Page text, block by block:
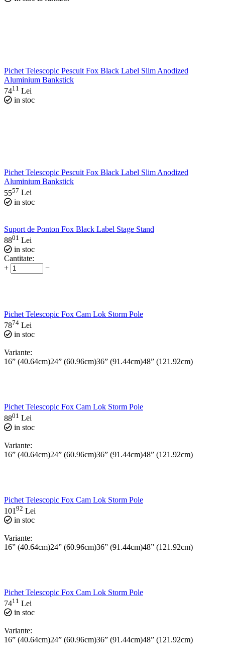
Pichet Telescopic Pescuit Fox Black Label Slim Anodized
Aluminium Bankstick
7411 Lei
in stoc
Pichet Telescopic Pescuit Fox Black Label Slim Anodized
Aluminium Bankstick
5557 Lei
in stoc
Suport de Ponton Fox Black Label Stage Stand
8801 Lei
in stoc
Cantitate:
+
−
Pichet Telescopic Fox Cam Lok Storm Pole
7874 Lei
in stoc
Variante:
16” (40.64cm)24” (60.96cm)36” (91.44cm)48” (121.92cm)
Pichet Telescopic Fox Cam Lok Storm Pole
8801 Lei
in stoc
Variante:
16” (40.64cm)24” (60.96cm)36” (91.44cm)48” (121.92cm)
Pichet Telescopic Fox Cam Lok Storm Pole
101 92 Lei
in stoc
Variante:
16” (40.64cm)24” (60.96cm)36” (91.44cm)48” (121.92cm)
Pichet Telescopic Fox Cam Lok Storm Pole
7411 Lei
in stoc
Variante:
16” (40.64cm)24” (60.96cm)36” (91.44cm)48” (121.92cm)